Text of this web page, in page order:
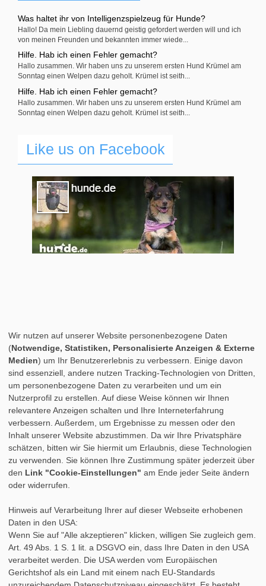
Was haltet ihr von Intelligenzspielzeug für Hunde?
Hallo! Da mein Liebling dauernd geistig gefordert werden will und ich
von meinen Freunden und bekannten immer wiede...
Hilfe. Hab ich einen Fehler gemacht?
Hallo zusammen. Wir haben uns zu unserem ersten Hund Krümel am
Sonntag einen Welpen dazu geholt. Krümel ist seith...
Hilfe. Hab ich einen Fehler gemacht?
Hallo zusammen. Wir haben uns zu unserem ersten Hund Krümel am
Sonntag einen Welpen dazu geholt. Krümel ist seith...
Like us on Facebook
Wir nutzen auf unserer Website personenbezogene Daten
(Notwendige, Statistiken, Personalisierte Anzeigen & Externe
Medien) um Ihr Benutzererlebnis zu verbessern. Einige davon
sind essenziell, andere nutzen Tracking-Technologien von Dritten,
um personenbezogene Daten zu verarbeiten und um ein
Nutzerprofil zu erstellen. Auf diese Weise können wir Ihnen
relevantere Anzeigen schalten und Ihre Interneterfahrung
verbessern. Außerdem, um Ergebnisse zu messen oder den
Inhalt unserer Website abzustimmen. Da wir Ihre Privatsphäre
schätzen, bitten wir Sie hiermit um Erlaubnis, diese Technologien
zu verwenden. Sie können Ihre Zustimmung später jederzeit über
den Link "Cookie-Einstellungen" am Ende jeder Seite ändern
oder widerrufen.
Hinweis auf Verarbeitung Ihrer auf dieser Webseite erhobenen
Daten in den USA:
Wenn Sie auf "Alle akzeptieren" klicken, willigen Sie zugleich gem.
Art. 49 Abs. 1 S. 1 lit. a DSGVO ein, dass Ihre Daten in den USA
verarbeitet werden. Die USA werden vom Europäischen
Gerichtshof als ein Land mit einem nach EU-Standards